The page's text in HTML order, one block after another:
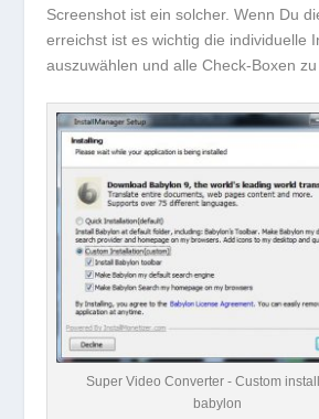
Screenshot ist ein solcher. Wenn Du
erreichst ist es wichtig die individuelle
auszuwählen und alle Check-Boxen zu
Super Video Converter - Custom
babylon